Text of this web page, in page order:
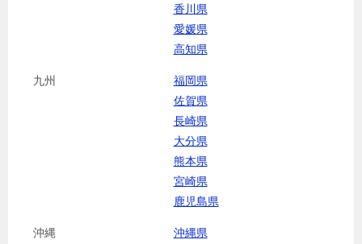
香川県
愛媛県
高知県
九州
福岡県
佐賀県
長崎県
大分県
熊本県
宮崎県
鹿児島県
沖縄 沖縄県